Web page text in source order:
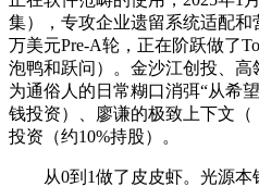
集），专攻企业遗留系统适配
万美元Pre-A轮，正在阶跃做了
泡鸭和跃问）。金沙江创投、高
为通俗人的日常糊口消弭“从希
钱投资）、廖谦的极致上下文
投资（约10%持股）。
从0到1做了皮皮虾。光源本